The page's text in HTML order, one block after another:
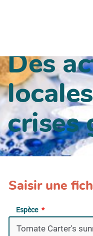
Des
crises
Saisir une
Espèce